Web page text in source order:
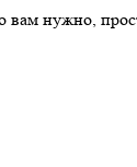
вам нужно,